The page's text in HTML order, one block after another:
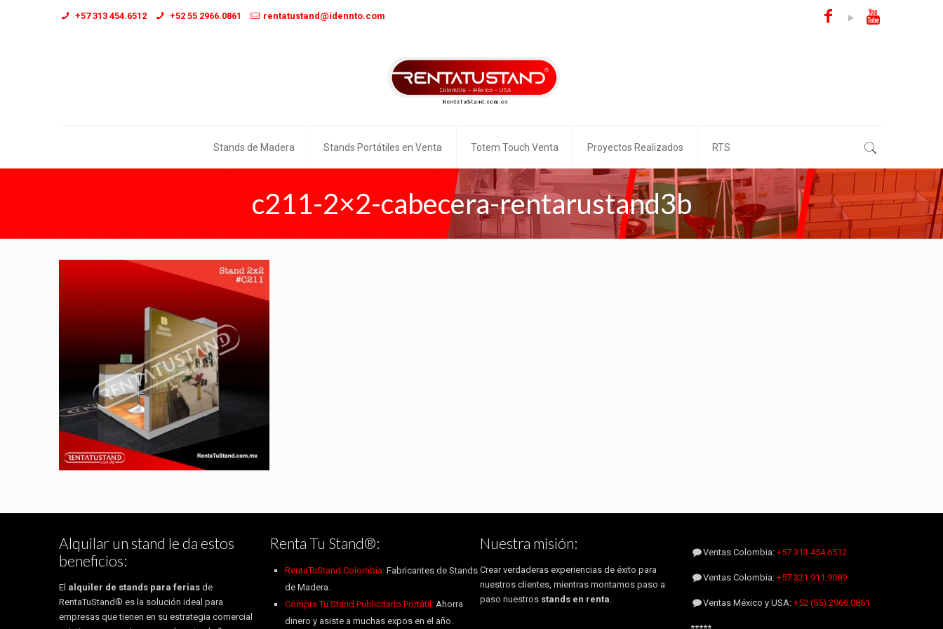
+57 313 454.6512 +52 55 2966.0861 rentatustand@idennto.com
Stands de Madera Stands Portátiles en Venta Totem Touch Venta Proyectos Realizados RTS
c211-2×2-cabecera-rentarustand3b
Alquilar un stand le da estos
beneficios:
El alquiler de stands para ferias de
RentaTuStand® es la solución ideal para
empresas que tienen en su estrategia comercial
Renta Tu Stand®:
RentaTuStand Colombia:Fabricantes de Stands
de Madera.
Compra Tu Stand Publicitario Portátil: Ahorra
dinero y asiste a muchas expos en el año.
Nuestra misión:
Crear verdaderas experiencias de éxito para
nuestros clientes, mientras montamos paso a
paso nuestros stands en renta.
Ventas Colombia:+57 313 454.6512
Ventas Colombia:+57 321 911.9089
Ventas México y USA:+52 (55) 2966.0861